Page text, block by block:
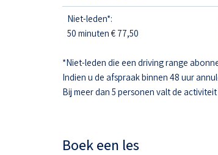
Niet-leden*:
50 minuten € 77,50
*Niet-leden die een driving range
Indien u de afspraak binnen 48 uur
Bij meer dan 5 personen valt de
Boek een les